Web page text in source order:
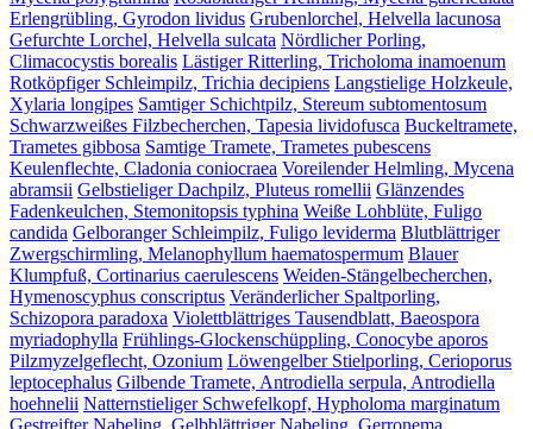
Erlengrübling, Gyrodon lividus Grubenlorchel, Helvella lacunosa
Gefurchte Lorchel, Helvella sulcata Nördlicher Porling,
Climacocystis borealis Lästiger Ritterling, Tricholoma inamoenum
Rotköpfiger Schleimpilz, Trichia decipiens Langstielige Holzkeule,
Xylaria longipes Samtiger Schichtpilz, Stereum subtomentosum
Schwarzweißes Filzbecherchen, Tapesia lividofusca Buckeltramete,
Trametes gibbosa Samtige Tramete, Trametes pubescens
Keulenflechte, Cladonia coniocraea Voreilender Helmling, Mycena
abramsii Gelbstieliger Dachpilz, Pluteus romellii Glänzendes
Fadenkeulchen, Stemonitopsis typhina Weiße Lohblüte, Fuligo
candida Gelboranger Schleimpilz, Fuligo leviderma Blutblättriger
Zwergschirmling, Melanophyllum haematospermum Blauer
Klumpfuß, Cortinarius caerulescens Weiden-Stängelbecherchen,
Hymenoscyphus conscriptus Veränderlicher Spaltporling,
Schizopora paradoxa Violettblättriges Tausendblatt, Baeospora
myriadophylla Frühlings-Glockenschüppling, Conocybe aporos
Pilzmyzelgeflecht, Ozonium Löwengelber Stielporling, Cerioporus
leptocephalus Gilbende Tramete, Antrodiella serpula, Antrodiella
hoehnelii Natternstieliger Schwefelkopf, Hypholoma marginatum
Gestreifter Nabeling, Gelbblättriger Nabeling, Gerronema